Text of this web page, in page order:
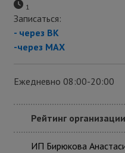
1
Записаться:
- через ВК
-через MAX
Ежедневно 08:00-20:00
Рейтинг
ИП Бирюкова